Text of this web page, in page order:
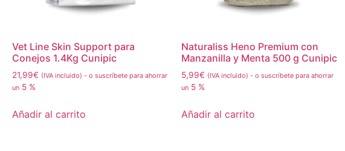
Vet Line Skin Support para
Conejos 1.4Kg Cunipic
21,99€ (IVA incluido) - o suscríbete para ahorrar
un 5 %
Añadir al carrito
Naturaliss Heno Premium con
Manzanilla y Menta 500 g Cunipic
5,99€ (IVA incluido) - o suscríbete para ahorrar
un 5 %
Añadir al carrito